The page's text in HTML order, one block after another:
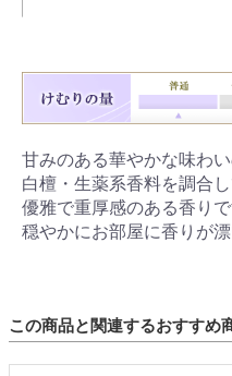
甘みのある華やかな味わ
白檀・生薬系香料を調合し
優雅で重厚感のある香りで
穏やかにお部屋に香りが漂
この商品と関連するおすすめ